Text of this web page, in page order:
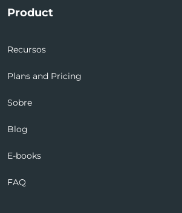
Product
Recursos
Plans and Pricing
Sobre
Blog
E-books
FAQ